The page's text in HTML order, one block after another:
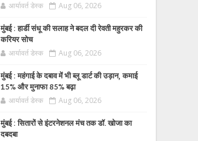
आर्यावर्त डेस्क Aug 06, 2026
मुंबई : हार्डी संधू की सलाह ने बदल दी रेवती महुरकर की
करियर सोच
आर्यावर्त डेस्क Aug 06, 2026
मुंबई : महंगाई के दबाव में भी ब्लू डार्ट की उड़ान, कमाई
15% और मुनाफा 85% बढ़ा
आर्यावर्त डेस्क Aug 06, 2026
मुंबई : सितारों से इंटरनेशनल मंच तक डॉ. खोजा का
दबदबा